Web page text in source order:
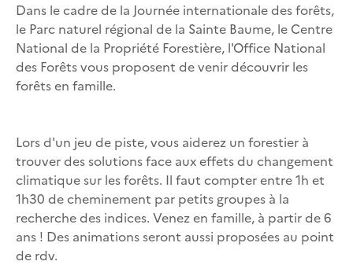
Dans le cadre de la Journée internationale des forêts,
le Parc naturel régional de la Sainte Baume, le Centre
National de la Propriété Forestière, l'Office National
des Forêts vous proposent de venir découvrir les
forêts en famille.
Lors d'un jeu de piste, vous aiderez un forestier à
trouver des solutions face aux effets du changement
climatique sur les forêts. Il faut compter entre 1h et
1h30 de cheminement par petits groupes à la
recherche des indices. Venez en famille, à partir de 6
ans ! Des animations seront aussi proposées au point
de rdv.